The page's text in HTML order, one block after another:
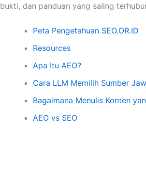
bukti, dan panduan yang saling
Peta Pengetahuan SEO.OR.ID
Resources
Apa Itu AEO?
Cara LLM Memilih Sumber
Bagaimana Menulis Konten
AEO vs SEO